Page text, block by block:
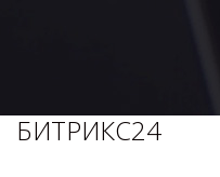
БИТРИКС24